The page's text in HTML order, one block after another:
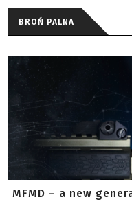
BROŃ PALNA
MFMD – a new